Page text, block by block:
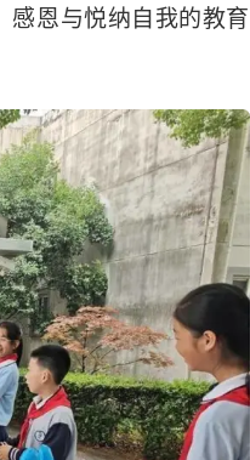
感恩与悦纳自我的教育